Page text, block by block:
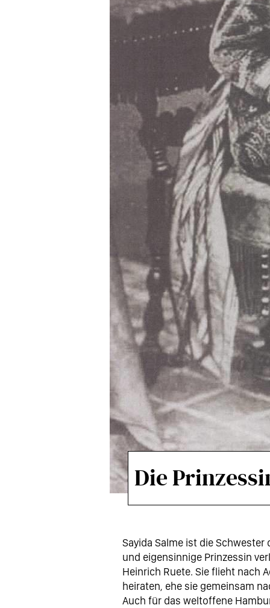
Die
Sayida Salme ist die
und eigensinnige Prinzessin
Heinrich Ruete. Sie flieht nach
heiraten, ehe sie gemeinsam
Auch für das weltoffene